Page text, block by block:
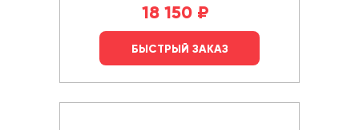
18 150 ₽
БЫСТРЫЙ ЗАКАЗ